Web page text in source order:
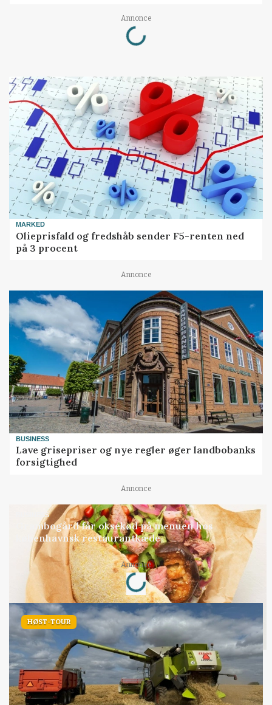
Annonce
Loading...
MARKED
Olieprisfald og fredshåb sender F5-renten ned
på 3 procent
Annonce
BUSINESS
Lave grisepriser og nye regler øger landbobanks
forsigtighed
Annonce
BUSINESS
Grambogård får oksekød på menuen hos
københavnsk restaurantkæde
Annonce
Loading...
HØST-TOUR